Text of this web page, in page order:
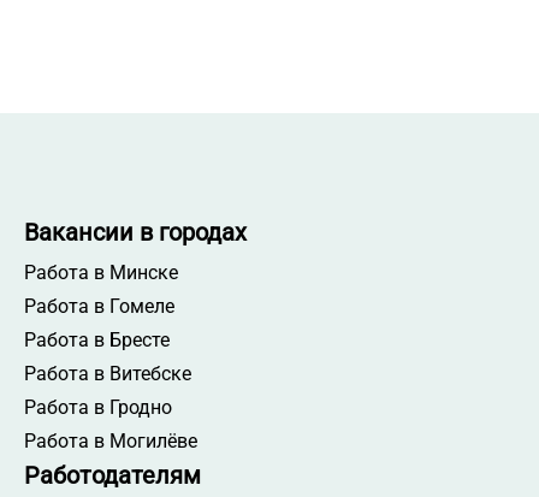
Вакансии в городах
Работа в Минске
Работа в Гомеле
Работа в Бресте
Работа в Витебске
Работа в Гродно
Работа в Могилёве
Работодателям